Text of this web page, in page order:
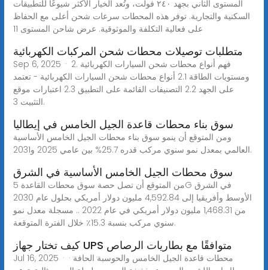
المستوى الثاني بجهد ٢٤٠ فولت، وتُعد الخيار الأكثر شيوعًا للتطبيقات
السكنية والتجارية. توفر هذه المحطات سرعات شحن أعلى مع الحفاظ
على فعالية التكلفة والموثوقية. عرض شاحن المستوى 11
متطلبات توصيلات محطات شحن المركبات الكهربائية
Sep 6, 2025 · 2. فهم أنواع محطات شحن السيارات الكهربائية
ومستويات الطاقة 2.1 أنواع محطات شحن السيارات الكهربائية - تعتمد
على الجهد 2.2 التصنيفات القائمة على التطبيق 2.3 اعتبارات موقع
التثبيت 3.
سوق بناء محطات قاعدة الجيل الخامس في إيطاليا
ومن المتوقع أن ينمو سوق بناء محطات الجيل الخامس الأساسية
العالمي بمعدل نمو سنوي مركب قدره 25.7% بين عامي 2025 و2031.
سوق محطات الجيل الخامس الأساسية في الشرق
من المتوقع أن تصل حصة سوق محطات القاعدة 5G في الشرق
الأوسط وأفريقيا إلى 4,592.84 مليون دولار أمريكي بحلول عام 2030
من 1,468.31 مليون دولار أمريكي في عام 2022 .. مسجلة معدل نمو
سنوي مركب بنسبة 15.3٪ خلال الفترة المتوقعة.
كيف تختار جهاز UPS متوافقًا مع بطاريات الرصاص
Jul 16, 2025 · · محطات قاعدة الجيل الخامس والحوسبة الحافة